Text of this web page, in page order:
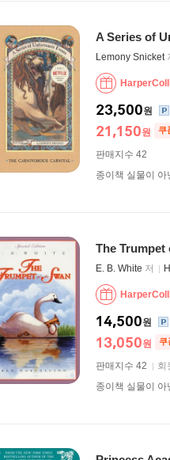
A Series of
Lemony Snicket
23,500원
21,150원 쿠
판매지수 42
종이책 실물이 아
The Trumpet
E. B. White 저
14,500원
13,050원 쿠
판매지수 42 회
종이책 실물이 아